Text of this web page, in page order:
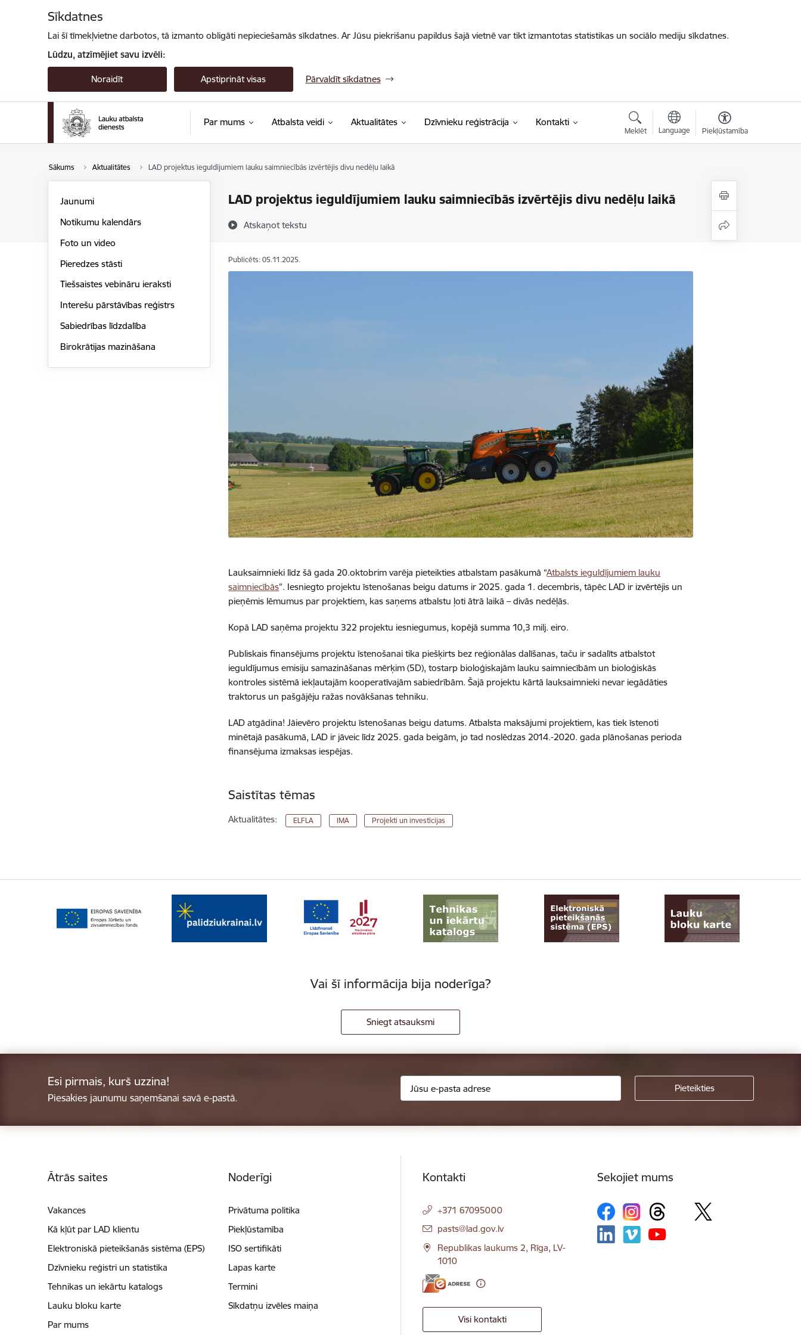
Sīkdatnes
Lai šī tīmekļvietne darbotos, tā izmanto obligāti nepieciešamās sīkdatnes. Ar Jūsu piekrišanu papildus šajā vietnē var tikt izmantotas statistikas un sociālo mediju sīkdatnes.
Lūdzu, atzīmējiet savu izvēli:
Noraidīt Apstiprināt visas Pārvaldīt sīkdatnes
Par mums Atbalsta veidi Aktualitātes Dzīvnieku reģistrācija Kontakti
Meklēt Language Piekļūstamība
Sākums Aktualitātes LAD projektus ieguldījumiem lauku saimniecībās izvērtējis divu nedēļu laikā
LAD projektus ieguldījumiem lauku saimniecībās izvērtējis divu nedēļu laikā
Atskaņot tekstu
Jaunumi
Notikumu kalendārs
Foto un video
Pieredzes stāsti
Tiešsaistes vebināru ieraksti
Interešu pārstāvības reģistrs
Sabiedrības līdzdalība
Birokrātijas mazināšana
Publicēts: 05.11.2025.
Lauksaimnieki līdz šā gada 20.oktobrim varēja pieteikties atbalstam pasākumā “Atbalsts ieguldījumiem lauku
saimniecībās”. Iesniegto projektu īstenošanas beigu datums ir 2025. gada 1. decembris, tāpēc LAD ir izvērtējis un
pieņēmis lēmumus par projektiem, kas saņems atbalstu ļoti ātrā laikā – divās nedēļās.
Kopā LAD saņēma projektu 322 projektu iesniegumus, kopējā summa 10,3 milj. eiro.
Publiskais finansējums projektu īstenošanai tika piešķirts bez reģionālas dalīšanas, taču ir sadalīts atbalstot
ieguldījumus emisiju samazināšanas mērķim (5D), tostarp bioloģiskajām lauku saimniecībām un bioloģiskās
kontroles sistēmā iekļautajām kooperatīvajām sabiedrībām. Šajā projektu kārtā lauksaimnieki nevar iegādāties
traktorus un pašgājēju ražas novākšanas tehniku.
LAD atgādina! Jāievēro projektu īstenošanas beigu datums. Atbalsta maksājumi projektiem, kas tiek īstenoti
minētajā pasākumā, LAD ir jāveic līdz 2025. gada beigām, jo tad noslēdzas 2014.-2020. gada plānošanas perioda
finansējuma izmaksas iespējas.
Saistītas tēmas
Aktualitātes: ELFLA IMA Projekti un investīcijas
Vai šī informācija bija noderīga?
Sniegt atsauksmi
Esi pirmais, kurš uzzina!
Piesakies jaunumu saņemšanai savā e-pastā.
Ātrās saites
Vakances
Kā kļūt par LAD klientu
Elektroniskā pieteikšanās sistēma (EPS)
Dzīvnieku reģistri un statistika
Tehnikas un iekārtu katalogs
Lauku bloku karte
Par mums
Noderīgi
Privātuma politika
Piekļūstamība
ISO sertifikāti
Lapas karte
Termini
Sīkdatņu izvēles maiņa
Kontakti
+371 67095000
E-pasts:
pasts@lad.gov.lv
Republikas laukums 2, Rīga, LV-
1010
Visi kontakti
Sekojiet mums